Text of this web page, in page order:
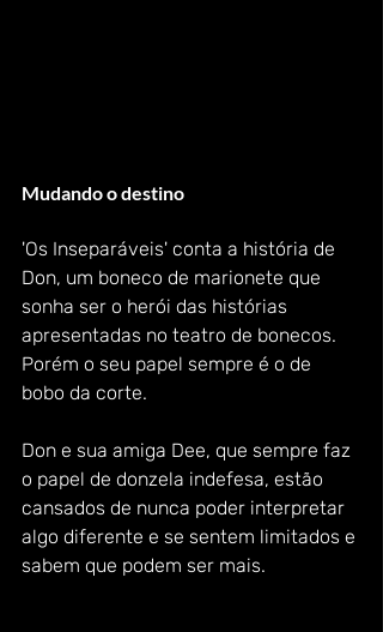
Mudando o destino
'Os Inseparáveis' conta a história de
Don, um boneco de marionete que
sonha ser o herói das histórias
apresentadas no teatro de bonecos.
Porém o seu papel sempre é o de
bobo da corte.
Don e sua amiga Dee, que sempre faz
o papel de donzela indefesa, estão
cansados de nunca poder interpretar
algo diferente e se sentem limitados e
sabem que podem ser mais.